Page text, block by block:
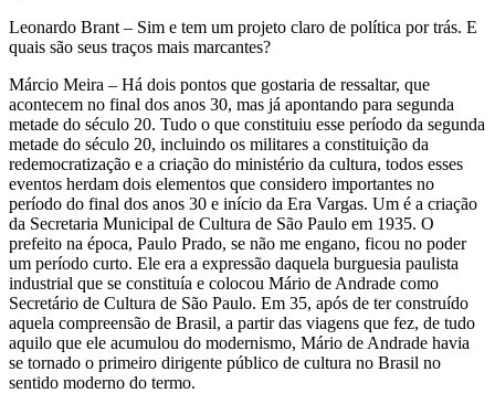
Leonardo Brant – Sim e tem um projeto claro de política por trás. E
quais são seus traços mais marcantes?
Márcio Meira – Há dois pontos que gostaria de ressaltar, que
acontecem no final dos anos 30, mas já apontando para segunda
metade do século 20. Tudo o que constituiu esse período da segunda
metade do século 20, incluindo os militares a constituição da
redemocratização e a criação do ministério da cultura, todos esses
eventos herdam dois elementos que considero importantes no
período do final dos anos 30 e início da Era Vargas. Um é a criação
da Secretaria Municipal de Cultura de São Paulo em 1935. O
prefeito na época, Paulo Prado, se não me engano, ficou no poder
um período curto. Ele era a expressão daquela burguesia paulista
industrial que se constituía e colocou Mário de Andrade como
Secretário de Cultura de São Paulo. Em 35, após de ter construído
aquela compreensão de Brasil, a partir das viagens que fez, de tudo
aquilo que ele acumulou do modernismo, Mário de Andrade havia
se tornado o primeiro dirigente público de cultura no Brasil no
sentido moderno do termo.